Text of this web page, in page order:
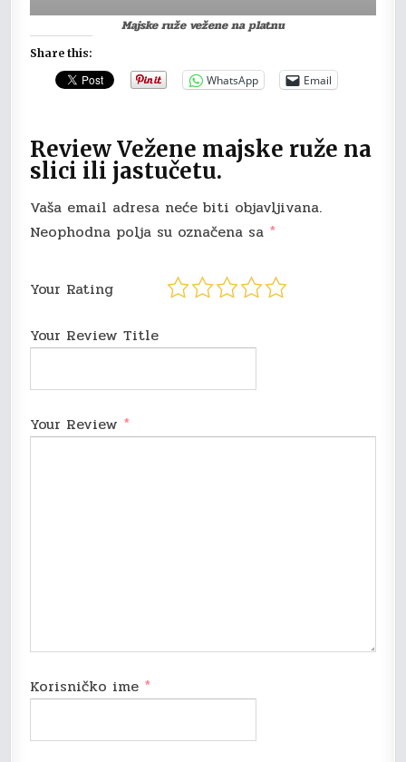
Majske ruže vežene na platnu
Share this:
WhatsApp Email
Review Vežene majske ruže na
slici ili jastučetu.
Vaša email adresa neće biti objavljivana.
Neophodna polja su označena sa *
Your Rating
Your Review Title
Your Review *
Korisničko ime *